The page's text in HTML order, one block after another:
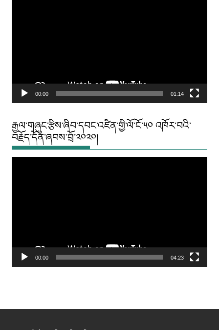
00:00 01:14
རྒྱལ་གཞུང་རྩིས་ཞིབ་དབང་འཛིན་གྱི་ལོ་ངོ་༥༠ འཁོར་བའི་
བརྗོད་དོན་ཞབས་བྲོ་༢༠༢༠།
00:00 04:23